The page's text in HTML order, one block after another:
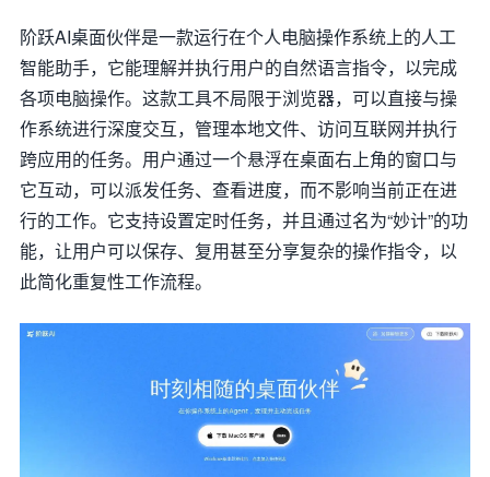
阶跃AI桌面伙伴是一款运行在个人电脑操作系统上的人工
智能助手，它能理解并执行用户的自然语言指令，以完成
各项电脑操作。这款工具不局限于浏览器，可以直接与操
作系统进行深度交互，管理本地文件、访问互联网并执行
跨应用的任务。用户通过一个悬浮在桌面右上角的窗口与
它互动，可以派发任务、查看进度，而不影响当前正在进
行的工作。它支持设置定时任务，并且通过名为“妙计”的功
能，让用户可以保存、复用甚至分享复杂的操作指令，以
此简化重复性工作流程。